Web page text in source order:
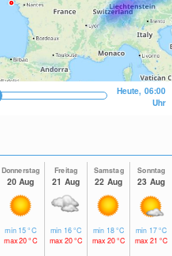
Heute, 06:00
Uhr
Donnerstag
20 Aug
min 15°C
max20°C
Freitag
21 Aug
min 16°C
max 20°C
Samstag
22 Aug
min 18°C
max 20°C
Sonntag
23 Aug
min 17°C
max 21°C